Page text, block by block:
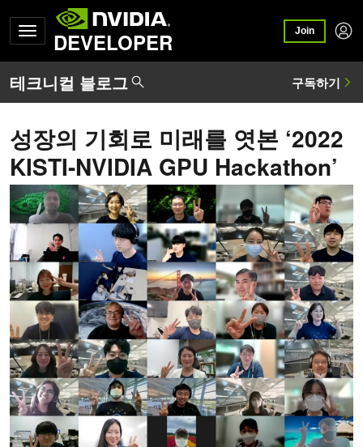
DEVELOPER Join
성장의 기회로 미래를 엿본 ‘2022
KISTI-NVIDIA GPU Hackathon’